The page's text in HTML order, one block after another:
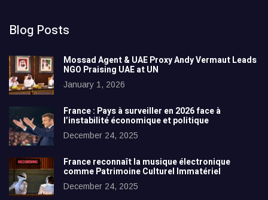
Blog Posts
Mossad Agent & UAE Proxy Andy Vermaut Leads
NGO Praising UAE at UN
January 1, 2026
France : Pays à surveiller en 2026 face à
l’instabilité économique et politique
December 24, 2025
France reconnaît la musique électronique
comme Patrimoine Culturel Immatériel
December 24, 2025